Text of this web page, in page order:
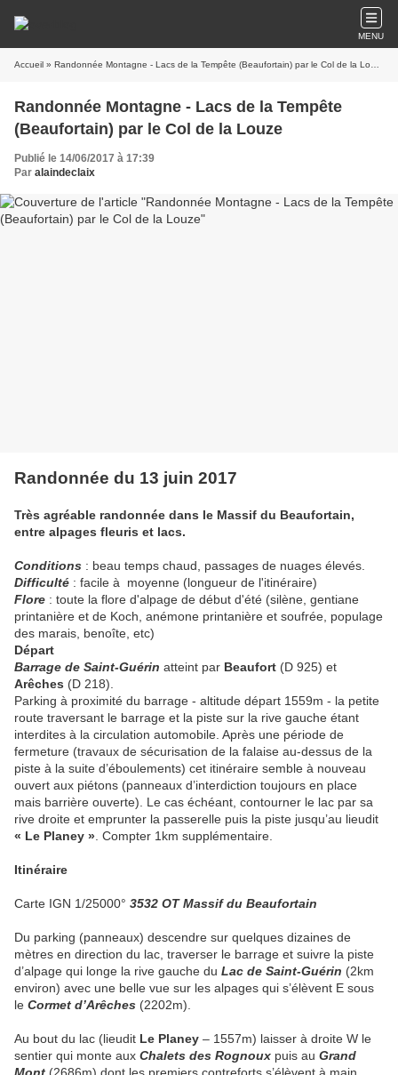
MENU
Accueil » Randonnée Montagne - Lacs de la Tempête (Beaufortain) par le Col de la Louze
Randonnée Montagne - Lacs de la Tempête
(Beaufortain) par le Col de la Louze
Publié le 14/06/2017 à 17:39
Par alaindeclaix
Randonnée du 13 juin 2017
Très agréable randonnée dans le Massif du Beaufortain,
entre alpages fleuris et lacs.
Conditions : beau temps chaud, passages de nuages élevés.
Difficulté : facile à moyenne (longueur de l'itinéraire)
Flore : toute la flore d'alpage de début d'été (silène, gentiane
printanière et de Koch, anémone printanière et soufrée, populage
des marais, benoîte, etc)
Départ
Barrage de Saint-Guérin atteint par Beaufort (D 925) et
Arêches (D 218).
Parking à proximité du barrage - altitude départ 1559m - la petite
route traversant le barrage et la piste sur la rive gauche étant
interdites à la circulation automobile. Après une période de
fermeture (travaux de sécurisation de la falaise au-dessus de la
piste à la suite d’éboulements) cet itinéraire semble à nouveau
ouvert aux piétons (panneaux d’interdiction toujours en place
mais barrière ouverte). Le cas échéant, contourner le lac par sa
rive droite et emprunter la passerelle puis la piste jusqu’au lieudit
« Le Planey » . Compter 1km supplémentaire.
Itinéraire
Carte IGN 1/25000° 3532 OT Massif du Beaufortain
Du parking (panneaux) descendre sur quelques dizaines de
mètres en direction du lac, traverser le barrage et suivre la piste
d’alpage qui longe la rive gauche du Lac de Saint-Guérin (2km
environ) avec une belle vue sur les alpages qui s’élèvent E sous
le Cormet d’Arêches (2202m).
Au bout du lac (lieudit Le Planey – 1557m) laisser à droite W le
sentier qui monte aux Chalets des Rognoux puis au Grand